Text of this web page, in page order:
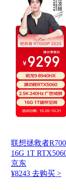
联想拯救者
16G 1T
京东
¥8243 去购买 >